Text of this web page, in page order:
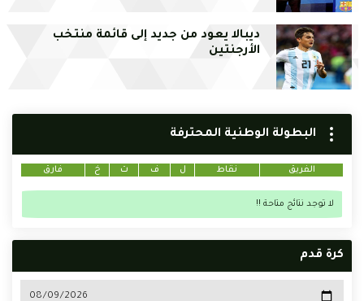
ديبالا يعود من جديد إلى قائمة منتخب
الأرجنتين
البطولة الوطنية المحترفة
الفريق نقاط ل ف ت خ فارق
لا توجد نتائج متاحة !!
كرة قدم